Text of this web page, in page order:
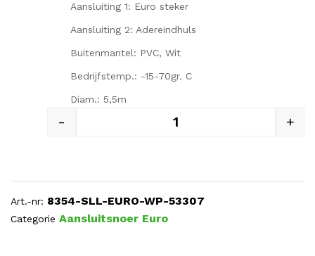
Aansluiting 1: Euro steker
Aansluiting 2: Adereindhuls
Buitenmantel: PVC, Wit
Bedrijfstemp.: -15-70gr. C
Diam.: 5,5m
LED EURO KABEL 220VOLT
- +
Art.-nr: 8354-SLL-EURO-WP-53307
Categorie Aansluitsnoer Euro